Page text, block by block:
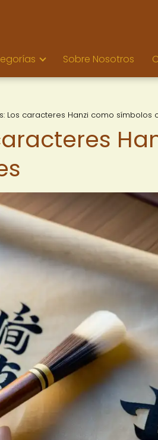
Sobre Nosotros
Los caracteres Hanzi como símbolos